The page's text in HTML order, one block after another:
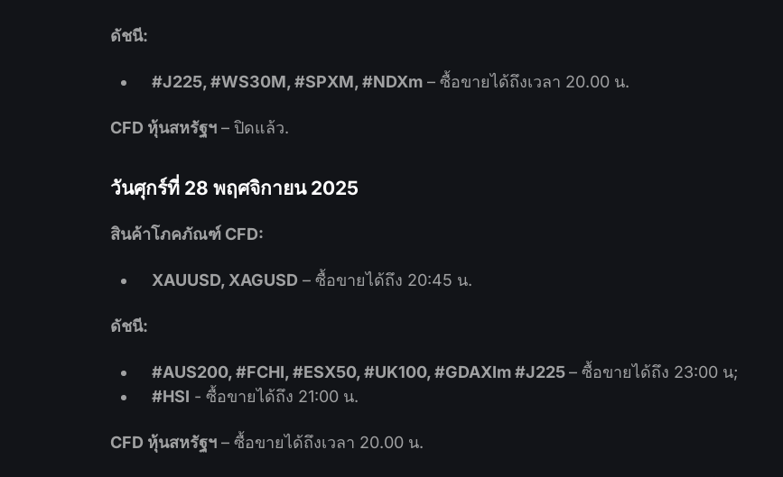
ดัชนี:
#J225, #WS30M, #SPXM, #NDXm – ซื้อขายได้ถึงเวลา 20.00 น.
CFD หุ้นสหรัฐฯ – ปิดแล้ว.
วันศุกร์ที่ 28 พฤศจิกายน 2025
สินค้าโภคภัณฑ์ CFD:
XAUUSD, XAGUSD – ซื้อขายได้ถึง 20:45 น.
ดัชนี:
#AUS200, #FCHI, #ESX50, #UK100, #GDAXIm #J225– ซื้อขายได้ถึง 23:00 น;
#HSI - ซื้อขายได้ถึง 21:00 น.
CFD หุ้นสหรัฐฯ – ซื้อขายได้ถึงเวลา 20.00 น.